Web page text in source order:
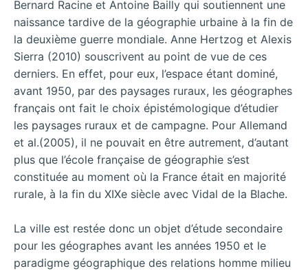
Bernard Racine et Antoine Bailly qui soutiennent une
naissance tardive de la géographie urbaine à la fin de
la deuxième guerre mondiale. Anne Hertzog et Alexis
Sierra (2010) souscrivent au point de vue de ces
derniers. En effet, pour eux, l’espace étant dominé,
avant 1950, par des paysages ruraux, les géographes
français ont fait le choix épistémologique d’étudier
les paysages ruraux et de campagne. Pour Allemand
et al.(2005), il ne pouvait en être autrement, d’autant
plus que l’école française de géographie s’est
constituée au moment où la France était en majorité
rurale, à la fin du XIXe siècle avec Vidal de la Blache.
La ville est restée donc un objet d’étude secondaire
pour les géographes avant les années 1950 et le
paradigme géographique des relations homme milieu